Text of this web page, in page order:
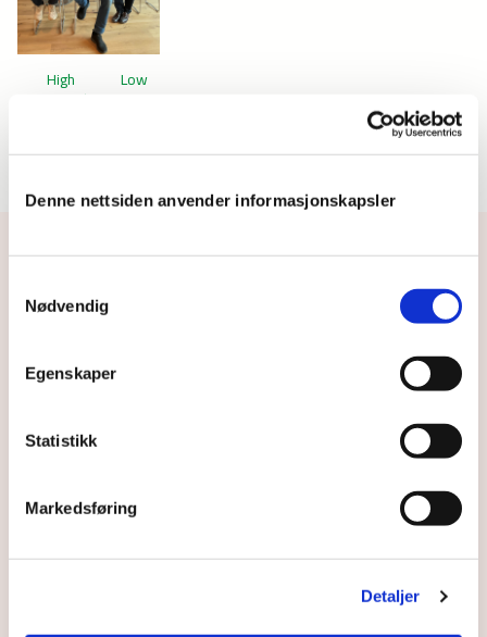
Denne nettsiden anvender informasjonskapsler
Nødvendig
Egenskaper
Statistikk
Markedsføring
Detaljer
High
Low
Kontakt oss eller meld deg på
for å motta nyheter fra oss
Abonner på Nyheter fra oss